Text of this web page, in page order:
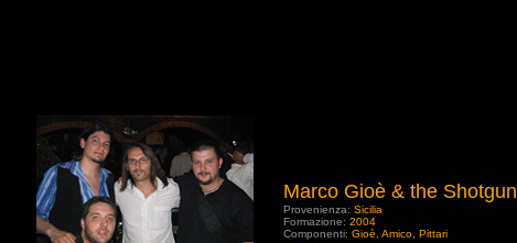
Marco Gioè & the Shotgun
Provenienza: Sicilia
Formazione: 2004
Componenti: Gioè, Amico, Pittari